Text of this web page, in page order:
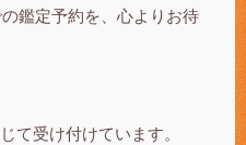
鑑定予約を、心よりお待
て受け付けています。